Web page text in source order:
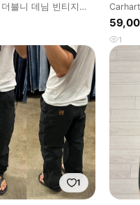
블니 데님 빈티지
1
1